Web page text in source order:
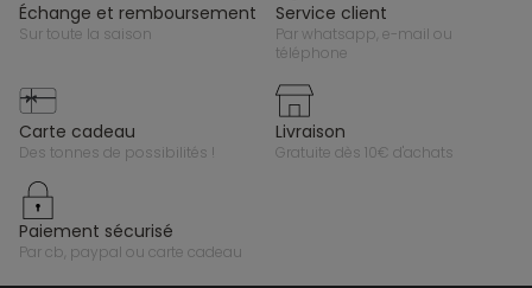
échange et remboursement
sur toute la saison
service client
par whatsapp, e-mail ou
téléphone
carte cadeau
des tonnes de possibilités !
livraison
gratuite dès 10€ d'achats
paiement sécurisé
par cb, paypal ou carte cadeau